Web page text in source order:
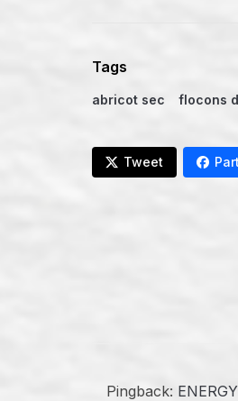
Tags
abricot sec flocons
Tweet
Pingback: